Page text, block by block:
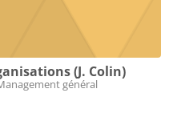
(J. Colin)
général